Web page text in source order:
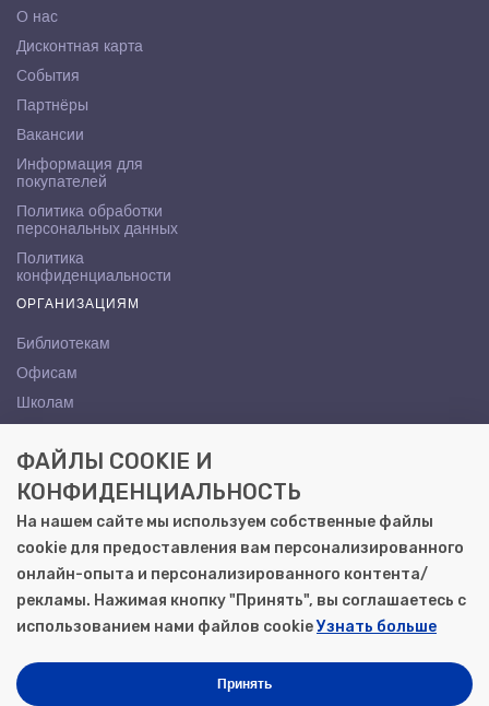
О нас
Дисконтная карта
События
Партнёры
Вакансии
Информация для
покупателей
Политика обработки
персональных данных
Политика
конфиденциальности
ОРГАНИЗАЦИЯМ
Библиотекам
Офисам
Школам
КОНТАКТЫ
Саратов, ул. Осипова, 10А
+7 (8452) 72-65-65
gemera@moya-kniga.ru
Моя книга | Сеть книжных магазинов в Саратове
ФАЙЛЫ COOKIE И
КОНФИДЕНЦИАЛЬНОСТЬ
На нашем сайте мы используем собственные файлы
cookie для предоставления вам персонализированного
онлайн-опыта и персонализированного контента/
рекламы. Нажимая кнопку "Принять", вы соглашаетесь с
использованием нами файлов cookieУзнать больше
Принять